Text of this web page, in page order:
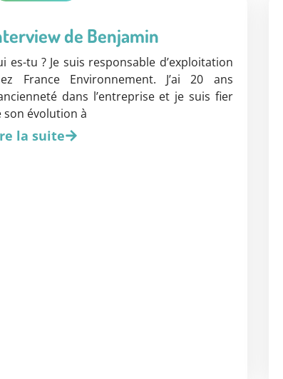
de Benjamin
es-tu ? Je suis responsable d’exploitation
France Environnement. J’ai 20 ans
dans l’entreprise et je suis fier
son évolution à
la suite